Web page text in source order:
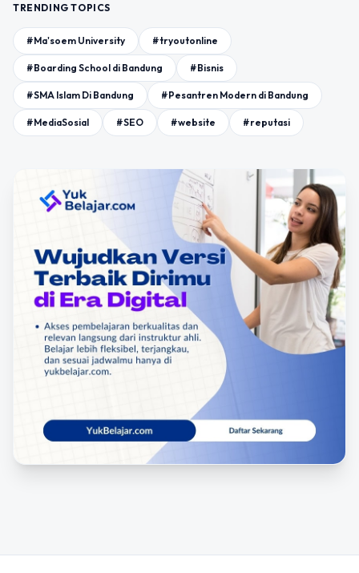
TRENDING TOPICS
#Ma'soem University #tryoutonline
#Boarding School di Bandung #Bisnis
#SMA Islam Di Bandung #Pesantren Modern di Bandung
#MediaSosial #SEO #website #reputasi